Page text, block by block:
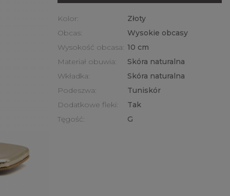
Kolor:
Złoty
Obcas:
Wysokie obcasy
Wysokość obcasa: 10 cm
Materiał obuwia:
Skóra naturalna
Wkładka:
Skóra naturalna
Podeszwa:
Tuniskór
Dodatkowe fleki:
Tak
Tęgość:
G